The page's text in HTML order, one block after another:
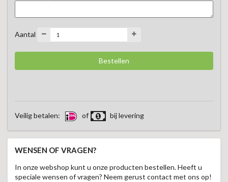
Aantal
Veilig betalen: of bij levering
WENSEN OF VRAGEN?
In onze webshop kunt u onze producten bestellen. Heeft u
speciale wensen of vragen? Neem gerust contact met ons op!